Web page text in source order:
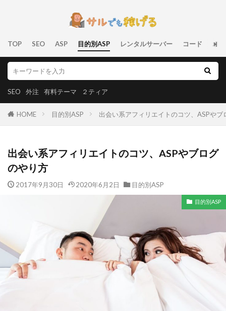
TOP SEO ASP 目的別ASP レンタルサーバー コード ポ
SEO 外注 有料テーマ ２ティア
HOME 目的別ASP 出会い系アフィリエイトのコツ、ASPやブ
出会い系アフィリエイトのコツ、ASPやブログ
のやり方
2017年9月30日 2020年6月2日 目的別ASP
目的別ASP